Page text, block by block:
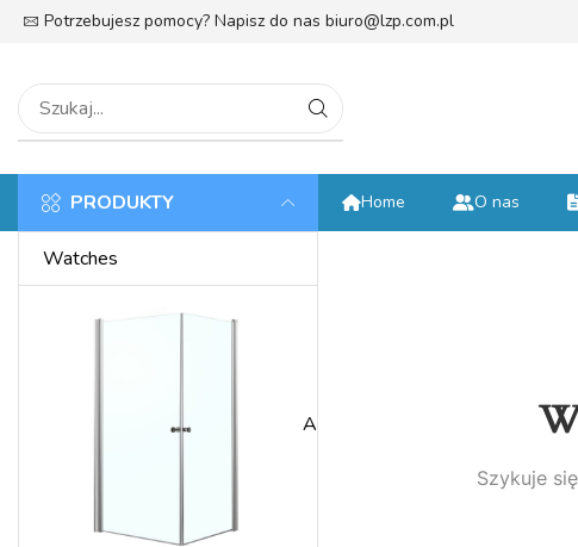
Potrzebujesz pomocy? Napisz do nas biuro@lzp.com.pl
PRODUKTY
Watches
Anniversary
Home O nas
Szykuje